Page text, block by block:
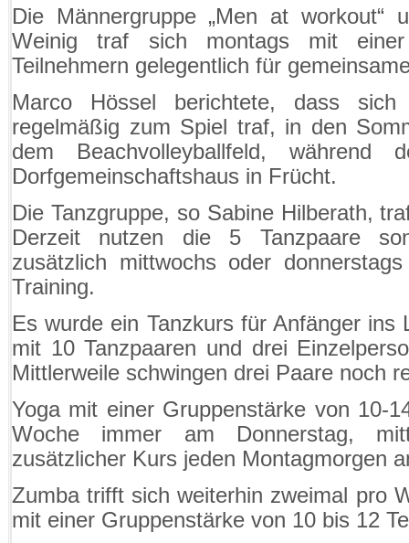
Die Männergruppe „Men at workout“
Weinig traf sich montags mit
Teilnehmern gelegentlich für
Marco Hössel berichtete, dass
regelmäßig zum Spiel traf, in den
dem Beachvolleyballfeld, während
Dorfgemeinschaftshaus in Frücht.
Die Tanzgruppe, so Sabine Hilberath,
Derzeit nutzen die 5 Tanzpaare
zusätzlich mittwochs oder
Training.
Es wurde ein Tanzkurs für Anfänger ins
mit 10 Tanzpaaren und drei
Mittlerweile schwingen drei Paare noch
Yoga mit einer Gruppenstärke von 10-
Woche immer am Donnerstag,
zusätzlicher Kurs jeden Montagmorgen
Zumba trifft sich weiterhin zweimal pro
mit einer Gruppenstärke von 10 bis 12